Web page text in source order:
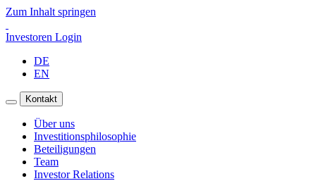
Zum Inhalt springen
Investoren Login
DE
EN
Kontakt
Über uns
Investitionsphilosophie
Beteiligungen
Team
Investor Relations